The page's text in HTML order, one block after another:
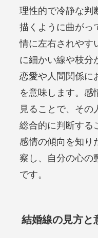
理性的で冷静な判
描くように曲がっ
情に左右されやす
に細かい線や枝分
恋愛や人間関係に
を意味します。感
見ることで、その
総合的に判断する
感情の傾向を知り
察し、自分の心の
です。
結婚線の見方と